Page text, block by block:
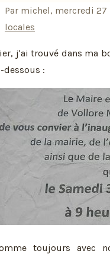
Par michel, mercredi 27
locales
j'ai trouvé dans ma
dessous :
toujours avec